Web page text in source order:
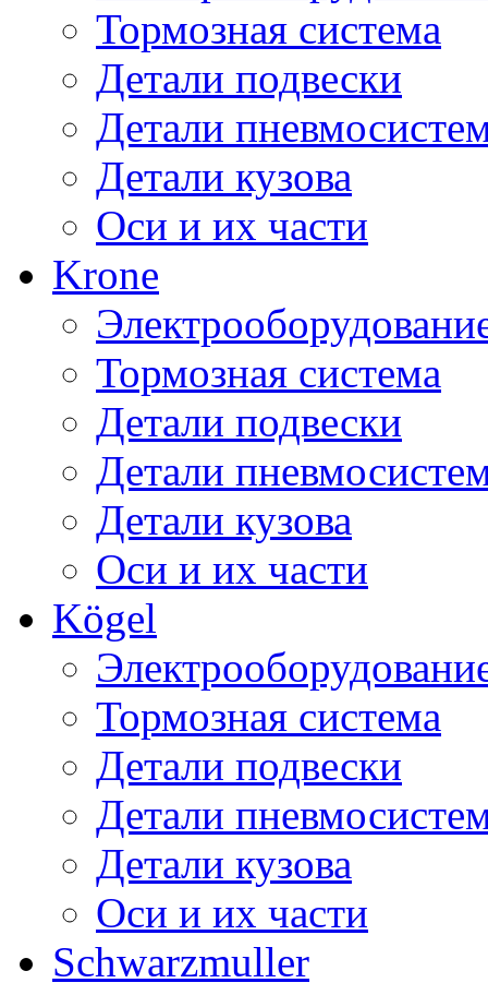
Тормозная система
Детали подвески
Детали
Детали кузова
Оси и их части
Krone
Тормозная система
Детали подвески
Детали
Детали кузова
Оси и их части
Kögel
Тормозная система
Детали подвески
Детали
Детали кузова
Оси и их части
Schwarzmuller